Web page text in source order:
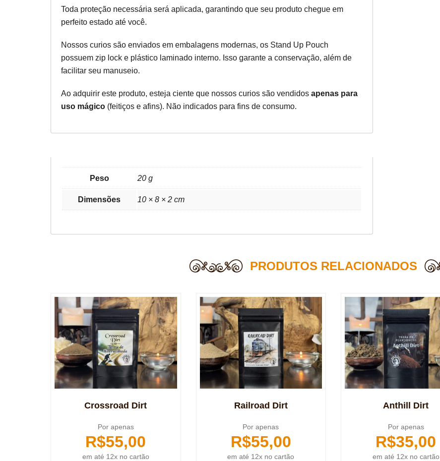
Toda proteção necessária será aplicada, garantindo que seu produto chegue em
perfeito estado até você.
Nossos curios são enviados em embalagens modernas, os Stand Up Pouch
possuem zip lock e plástico laminado interno. Isso garante a conservação, além de
facilitar seu manuseio.
Ao adquirir este produto, esteja ciente que nossos curios são vendidos apenas para
uso mágico (feitiços e afins). Não indicados para fins de consumo.
Peso 20 g
Dimensões 10 × 8 × 2 cm
PRODUTOS RELACIONADOS
Crossroad Dirt
Por apenas
R$55,00
em até 12x no cartão
Railroad Dirt
Por apenas
R$55,00
em até 12x no cartão
Anthill Dirt
Por apenas
R$35,00
em até 12x no cartão